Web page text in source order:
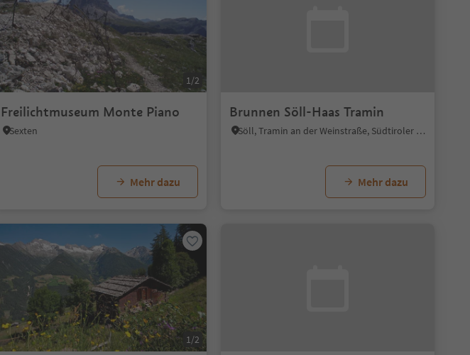
1/2
Freilichtmuseum Monte Piano
Sexten
Mehr dazu
Brunnen Söll-Haas Tramin
Söll, Tramin an der Weinstraße, Südtiroler Weinstraße
Mehr dazu
1/2